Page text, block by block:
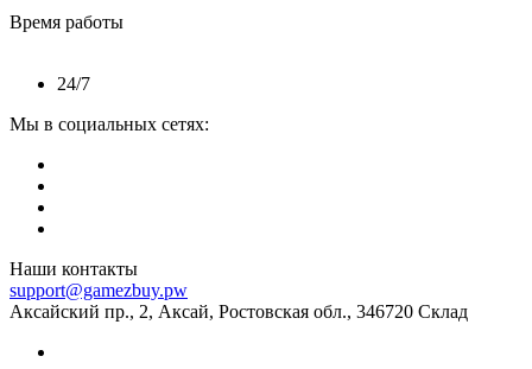
Время работы
24/7
Мы в социальных сетях:
Наши контакты
support@gamezbuy.pw
Аксайский пр., 2, Аксай, Ростовская обл., 346720 Склад